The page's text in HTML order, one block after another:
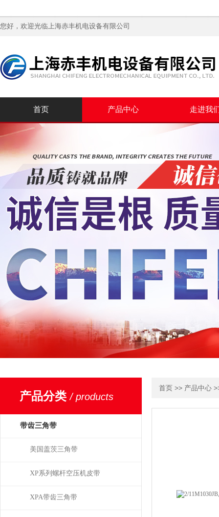
您好，欢迎光临上海赤丰机电设备有限公司
首页 产品中心 走进我
产品分类/ products
带齿三角带
美国盖茨三角带
XP系列螺杆空压机皮带
XPA带齿三角带
首页 >> 产品中心